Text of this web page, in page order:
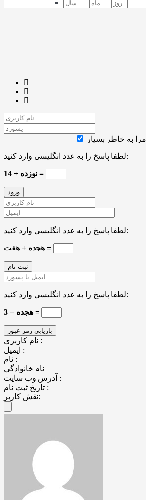
مرا به خاطر بسپار
لطفا پاسخ را به عدد انگلیسی وارد کنید:
نوزده + 14 =
لطفا پاسخ را به عدد انگلیسی وارد کنید:
هجده + هفت =
لطفا پاسخ را به عدد انگلیسی وارد کنید:
هجده − 3 =
نام کاربری :
ایمیل :
نام :
نام خانوادگی
آدرس وب سایت :
تاریخ ثبت نام :
نقش کاربر: